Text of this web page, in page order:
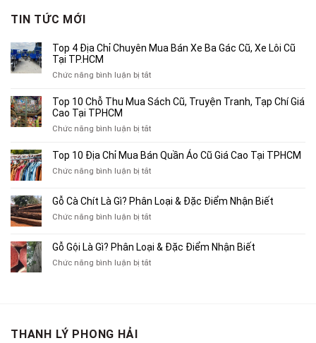
TIN TỨC MỚI
Top 4 Địa Chỉ Chuyên Mua Bán Xe Ba Gác Cũ, Xe Lôi Cũ
Tại TP.HCM
Chức năng bình luận bị tắtở
4
Bán
Xe
Cũ,
Xe
Cũ
TP.HCM
Top 10 Chỗ Thu Mua Sách Cũ, Truyện Tranh, Tạp Chí Giá
Cao Tại TPHCM
Chức năng bình luận bị tắtở
10
Thu
Sách
Tạp
Chí
Top 10 Địa Chỉ Mua Bán Quần Áo Cũ Giá Cao Tại TPHCM
Chức năng bình luận bị tắtở
Địa
Chỉ
Bán
Áo
Gỗ Cà Chít Là Gì? Phân Loại & Đặc Điểm Nhận Biết
Chức năng bình luận bị tắtở
Chít
Là
Gỗ Gội Là Gì? Phân Loại & Đặc Điểm Nhận Biết
Chức năng bình luận bị tắtở
THANH LÝ PHONG HẢI